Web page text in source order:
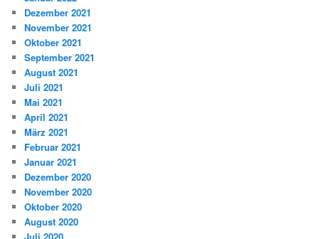
Dezember 2021
November 2021
Oktober 2021
September 2021
August 2021
Juli 2021
Mai 2021
April 2021
März 2021
Februar 2021
Januar 2021
Dezember 2020
November 2020
Oktober 2020
August 2020